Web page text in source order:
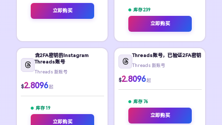
立即购买 库存 239
立即购买
含2FA密钥的Instagram
Threads账号
Threads 新账号
$2.8096 起
库存 19
立即购买
Threads账号，已验证2FA密钥
Threads 新账号
$2.8096 起
库存 76
立即购买